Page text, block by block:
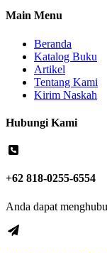
Main Menu
Beranda
Katalog Buku
Artikel
Tentang Kami
Kirim Naskah
Hubungi Kami
+62 818-0255-6554
Anda dapat